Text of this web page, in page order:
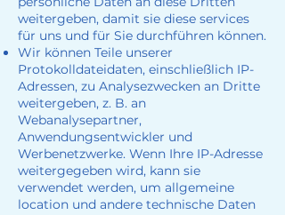
weitergeben, damit sie diese services
für uns und für Sie durchführen können.
Wir können Teile unserer
Protokolldateidaten, einschließlich IP-
Adressen, zu Analysezwecken an Dritte
weitergeben, z. B. an
Webanalysepartner,
Anwendungsentwickler und
Werbenetzwerke. Wenn Ihre IP-Adresse
weitergegeben wird, kann sie
verwendet werden, um allgemeine
location und andere technische Daten